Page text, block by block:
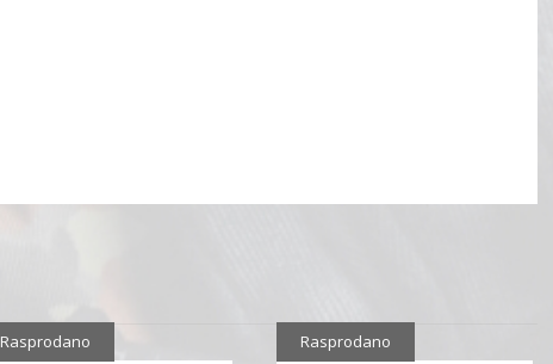
Rasprodano Rasprodano